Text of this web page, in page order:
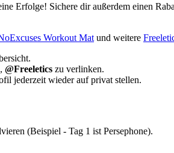
Erfolge! Sichere dir außerdem einen
Workout Mat und weitere
@Freeletics zu verlinken.
jederzeit wieder auf privat stellen.
(Beispiel - Tag 1 ist Persephone).